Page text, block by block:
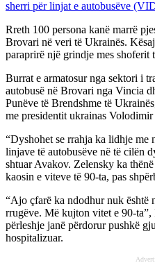
Rreth 100 persona kanë marrë
Brovari në veri të Ukrainës.
paraprirë një grindje mes
Burrat e armatosur nga sektori i
autobusë në Brovari nga Vincia
Punëve të Brendshme të
me presidentit ukrainas
“Dyshohet se rrahja ka lidhje me
linjave të autobusëve në të cilën
shtuar Avakov. Zelensky ka
kaosin e viteve të 90-ta, pas
“Ajo çfarë ka ndodhur nuk është
rrugëve. Më kujton vitet e 90-ta”,
përleshje janë përdorur pushkë
hospitalizuar.